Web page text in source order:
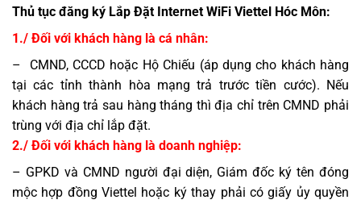
Thủ tục đăng ký Lắp Đặt Internet WiFi Viettel Hóc Môn:
1./ Đối với khách hàng là cá nhân:
– CMND, CCCD hoặc Hộ Chiếu (áp dụng cho khách hàng
tại các tỉnh thành hòa mạng trả trước tiền cước). Nếu
khách hàng trả sau hàng tháng thì địa chỉ trên CMND phải
trùng với địa chỉ lắp đặt.
2./ Đối với khách hàng là doanh nghiệp:
– GPKD và CMND người đại diện, Giám đốc ký tên đóng
mộc hợp đồng Viettel hoặc ký thay phải có giấy ủy quyền